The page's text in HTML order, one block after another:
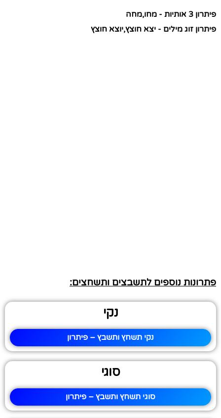
פיתרון 3 אותיות - מחו,מחה
פיתרון זוג מילים - יצא חוצץ,יוצא חוצץ
פתרונות נוספים לתשבצים ותשחצים:
נקי
נקי תשחץ ותשבץ – פיתרון
סוגי
סוגי תשחץ ותשבץ – פיתרון